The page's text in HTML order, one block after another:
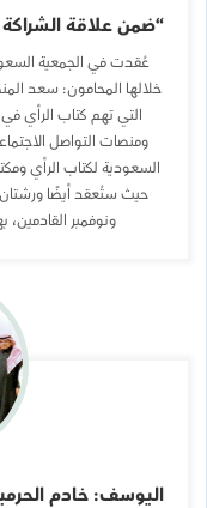
عُقدت في الجمعية
خلالها المحامون: سعد
التي تهم كتاب الرأي
ومنصات التواصل
حيث ستُعقد أيضًا
ونوفمبر